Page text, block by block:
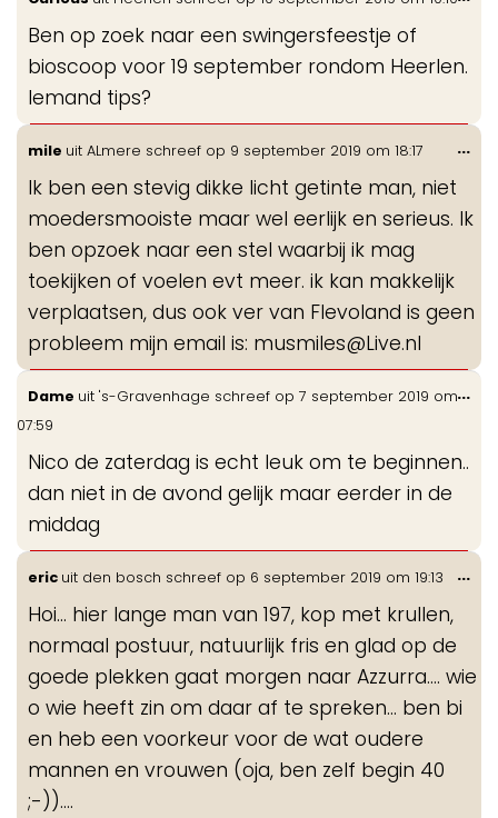
Ben op zoek naar een swingersfeestje of
bioscoop voor 19 september rondom Heerlen.
Iemand tips?
mile uit ALmere schreef op 9 september 2019 om 18:17
Ik ben een stevig dikke licht getinte man, niet
moedersmooiste maar wel eerlijk en serieus. Ik
ben opzoek naar een stel waarbij ik mag
toekijken of voelen evt meer. ik kan makkelijk
verplaatsen, dus ook ver van Flevoland is geen
probleem mijn email is: musmiles@Live.nl
...
Dame uit 's-Gravenhage schreef op 7 september 2019 om
07:59
Nico de zaterdag is echt leuk om te beginnen..
dan niet in de avond gelijk maar eerder in de
middag
...
eric uit den bosch schreef op 6 september 2019 om 19:13
Hoi... hier lange man van 197, kop met krullen,
normaal postuur, natuurlijk fris en glad op de
goede plekken gaat morgen naar Azzurra.... wie
o wie heeft zin om daar af te spreken... ben bi
en heb een voorkeur voor de wat oudere
mannen en vrouwen (oja, ben zelf begin 40
;-))....
...